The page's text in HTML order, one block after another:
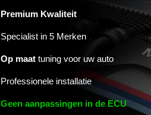
Premium Kwaliteit
Specialist in 5 Merken
Op maat tuning voor uw auto
Professionele installatie
Geen aanpassingen in de ECU